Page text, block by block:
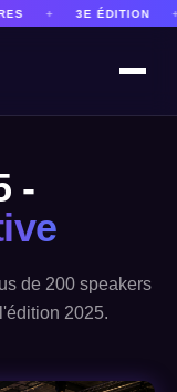
LE PLUS
-
de 200 speakers
2025.